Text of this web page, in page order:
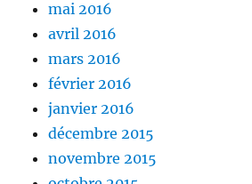
mai 2016
avril 2016
mars 2016
février 2016
janvier 2016
décembre 2015
novembre 2015